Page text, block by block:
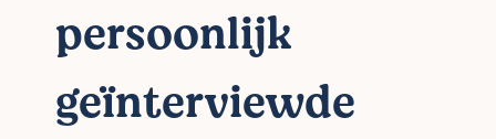
persoonlijk
geïnterviewde